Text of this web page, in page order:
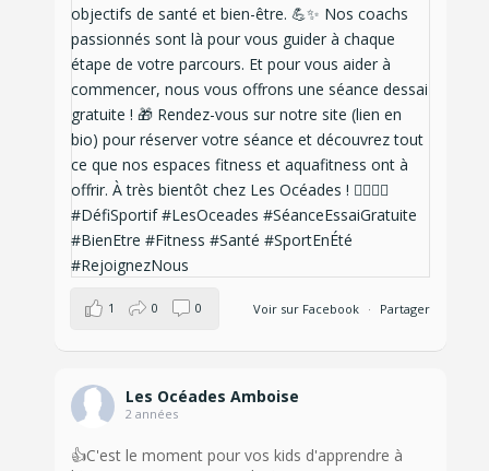
Voir sur Facebook · Partager
1 0 0
Les Océades Amboise
2 années
👍C'est le moment pour vos kids d'apprendre à